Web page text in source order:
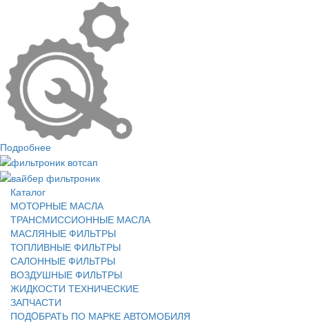
Подробнее
Каталог
МОТОРНЫЕ МАСЛА
ТРАНСМИССИОННЫЕ МАСЛА
МАСЛЯНЫЕ ФИЛЬТРЫ
ТОПЛИВНЫЕ ФИЛЬТРЫ
САЛОННЫЕ ФИЛЬТРЫ
ВОЗДУШНЫЕ ФИЛЬТРЫ
ЖИДКОСТИ ТЕХНИЧЕСКИЕ
ЗАПЧАСТИ
ПОДOБРАТЬ ПО МАРКЕ АВТОМОБИЛЯ